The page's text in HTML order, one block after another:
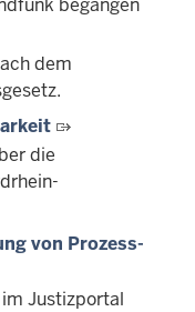
begangen
dem
die
von Prozess-
Justizportal